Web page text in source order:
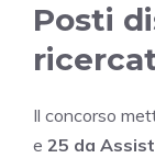
Posti
Il concorso
e 25 da